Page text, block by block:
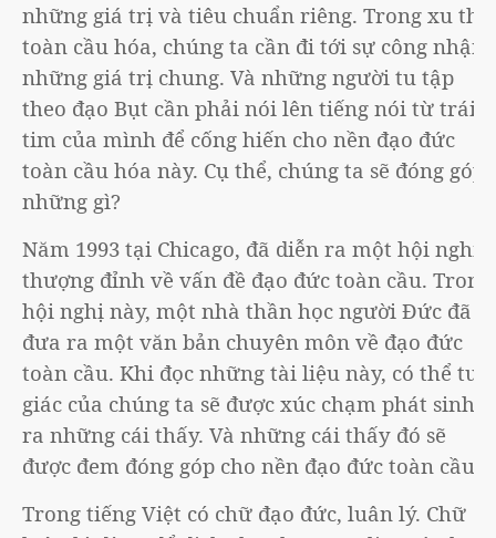
những giá trị và tiêu chuẩn riêng. Trong xu thế
toàn cầu hóa, chúng ta cần đi tới sự công nhận
những giá trị chung. Và những người tu tập
theo đạo Bụt cần phải nói lên tiếng nói từ trái
tim của mình để cống hiến cho nền đạo đức
toàn cầu hóa này. Cụ thể, chúng ta sẽ đóng góp
những gì?
Năm 1993 tại Chicago, đã diễn ra một hội nghị
thượng đỉnh về vấn đề đạo đức toàn cầu. Trong
hội nghị này, một nhà thần học người Đức đã
đưa ra một văn bản chuyên môn về đạo đức
toàn cầu. Khi đọc những tài liệu này, có thể tuệ
giác của chúng ta sẽ được xúc chạm phát sinh
ra những cái thấy. Và những cái thấy đó sẽ
được đem đóng góp cho nền đạo đức toàn cầu.
Trong tiếng Việt có chữ đạo đức, luân lý. Chữ